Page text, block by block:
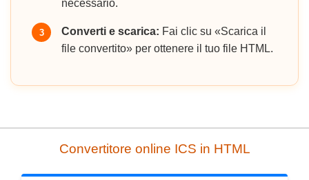
necessario.
3 Converti e scarica: Fai clic su «Scarica il
file convertito» per ottenere il tuo file HTML.
Convertitore online ICS in HTML